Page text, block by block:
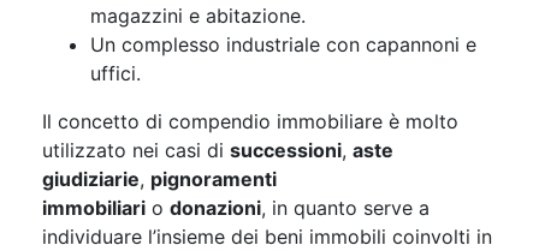
magazzini e abitazione.
Un complesso industriale con capannoni e
uffici.
Il concetto di compendio immobiliare è molto
utilizzato nei casi di successioni, aste
giudiziarie, pignoramenti
immobiliari o donazioni, in quanto serve a
individuare l’insieme dei beni immobili coinvolti in